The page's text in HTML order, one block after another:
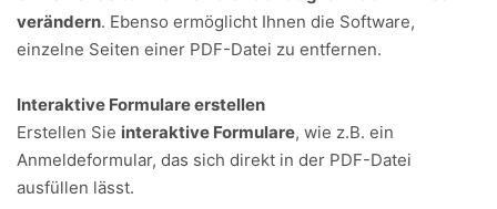
verändern. Ebenso ermöglicht Ihnen die Software,
einzelne Seiten einer PDF-Datei zu entfernen.
Interaktive Formulare erstellen
Erstellen Sie interaktive Formulare, wie z.B. ein
Anmeldeformular, das sich direkt in der PDF-Datei
ausfüllen lässt.